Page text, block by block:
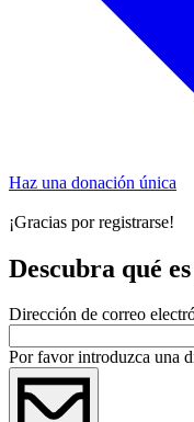
Haz una donación única
¡Gracias por registrarse!
Descubra qué
Dirección de correo
Por favor introduzca una